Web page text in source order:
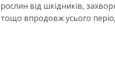
рослин від шкідників,
тощо впродовж усього